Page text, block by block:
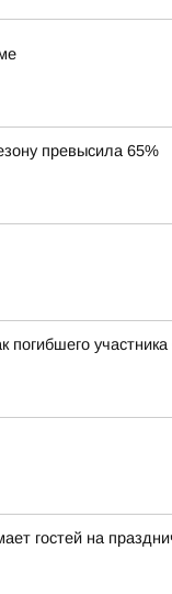
превысила 65%
погибшего
гостей на